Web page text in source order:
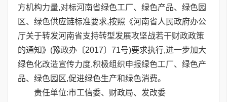
方机构力量,对标河南省绿色工厂、绿色产品、绿色园
区、绿色供应链标准要求,按照《河南省人民政府办公
厅关于转发河南省支持转型发展攻坚战若干财政政策
的通知》(豫政办〔2017〕71号)要求执行,进一步加大
绿色化改造宣传力度,积极组织申报绿色工厂、绿色产
品、绿色园区,促进绿色生产和绿色消费。
责任单位:市工信委、财政局、发改委